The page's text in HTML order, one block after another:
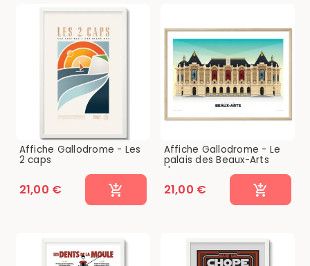
Affiche Gallodrome - Les
2 caps
21,00 €
Affiche Gallodrome - Le
palais des Beaux-Arts
de...
21,00 €